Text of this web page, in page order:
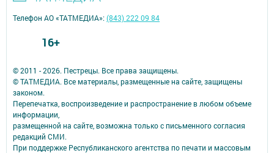
© 2011 - 2026. Пестрецы. Все права защищены.
© ТАТМЕДИА. Все материалы, размещенные на сайте, защищены
законом.
Перепечатка, воспроизведение и распространение в любом объеме
информации,
размещенной на сайте, возможна только с письменного согласия
редакций СМИ.
При поддержке Республиканского агентства по печати и массовым
Телефон АО «ТАТМЕДИА»:(843) 222 09 84
16+